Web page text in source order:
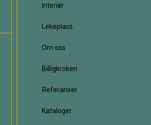
Interiør
Lekeplass
Om oss
Billigkroken
Referanser
Kataloger